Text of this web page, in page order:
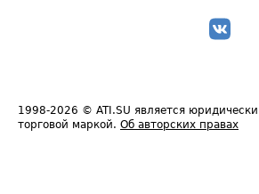
1998-2026 © ATI.SU является
торговой маркой. Об авторских правах